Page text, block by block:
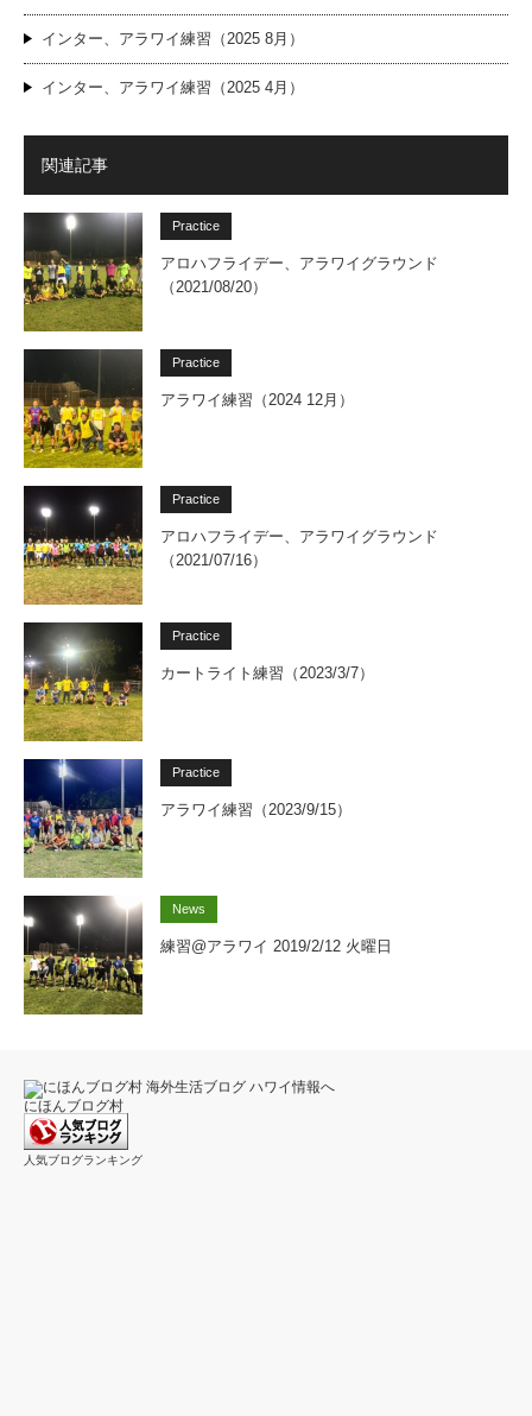
インター、アラワイ練習（2025 8月）
インター、アラワイ練習（2025 4月）
関連記事
Practice
アロハフライデー、アラワイグラウンド
（2021/08/20）
Practice
アラワイ練習（2024 12月）
Practice
アロハフライデー、アラワイグラウンド
（2021/07/16）
Practice
カートライト練習（2023/3/7）
Practice
アラワイ練習（2023/9/15）
News
練習@アラワイ 2019/2/12 火曜日
にほんブログ村
人気ブログランキング